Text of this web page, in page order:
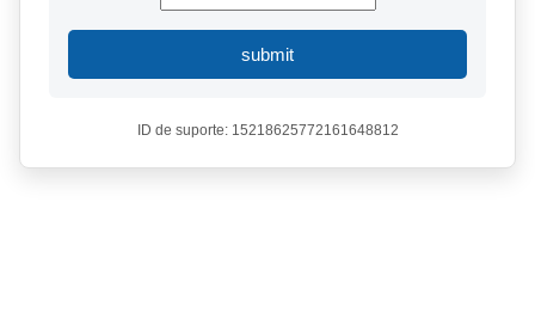
submit
ID de suporte: 15218625772161648812